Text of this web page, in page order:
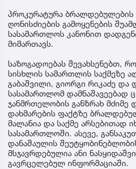
პროკურატურა ბრალდებულების
ღონისძიების გამოყენების
სასამართლოს კანონით
მიმართავს.
საზოგადოებას შევახსენებთ,
სისხლის სამართლის საქმეზე
გაბაშვილი, გიორგი რიკაძე და
სასამართლომ დამნაშავეებად
ჯანმრთელობის განზრახ მძიმე
დახმარების ფაქტზე
მალანია და საქმე არსებითად
სასამართლოში. ასევე,
დანაშაულის
მსჯავრდებულია ანი
გავრცელებულ ინფორმაციაში.